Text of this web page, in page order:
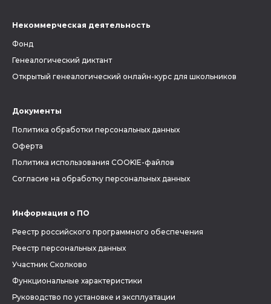
Некоммерческая деятельность
Фонд
Генеалогический диктант
Открытый генеалогический онлайн-курс для школьников
Документы
Политика обработки персональных данных
Оферта
Политика использования COOKIE-файлов
Согласие на обработку персональных данных
Информация о ПО
Реестр российского программного обеспечения
Реестр персональных данных
Участник Сколково
Функциональные характеристики
Руководство по установке и эксплуатации